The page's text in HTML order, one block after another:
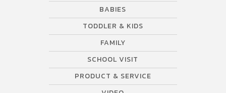
BABIES
TODDLER & KIDS
FAMILY
SCHOOL VISIT
PRODUCT & SERVICE